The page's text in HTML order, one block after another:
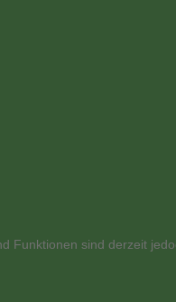
sind derzeit